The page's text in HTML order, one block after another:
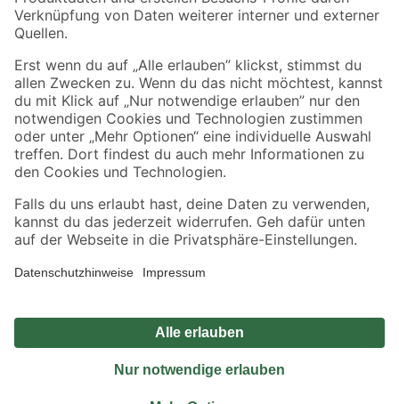
Sicher einkaufen
Jetzt die toom-App herunterladen
Alle Preisangaben in EUR inkl. gesetzl. MwSt.. Die dargestellten Angebote sind unter
Umständen nicht in allen Märkten verfügbar. Die angegebenen Verfügbarkeiten beziehen
Produkte nur solange der Vorrat reicht.
*Paketversand ab 59 € versandkostenfrei, gilt nicht für Artikel mit Speditionsversand, hier
Privatsphäre Impressum
Nutzungsbedingungen
Widerrufsrecht
Vertrag widerrufen